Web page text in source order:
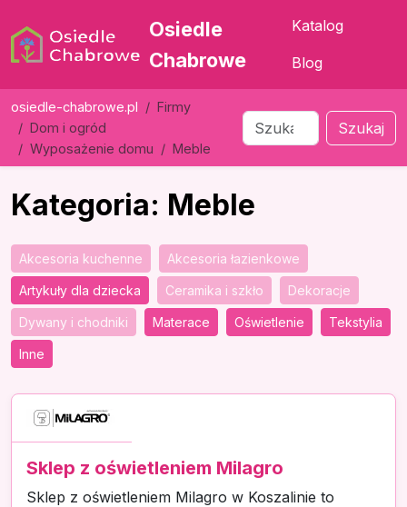
Osiedle
Chabrowe
Katalog
Blog
osiedle-chabrowe.pl
Firmy
Dom i ogród
Wyposażenie domu
Meble
Szukaj
Kategoria: Meble
Akcesoria kuchenne Akcesoria łazienkowe
Artykuły dla dziecka Ceramika i szkło Dekoracje
Dywany i chodniki Materace Oświetlenie Tekstylia
Inne
Sklep z oświetleniem Milagro
Sklep z oświetleniem Milagro w Koszalinie to